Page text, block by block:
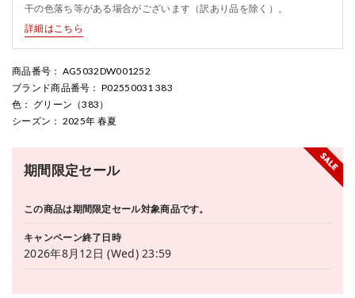
干の色落ち等がある場合がございます（訳あり品を除く）。
詳細はこちら
商品番号 ： AG5032DW001252
ブランド商品番号 ： P02550031 383
色 ： グリーン（383）
シーズン ： 2025年 春夏
期間限定セール
この商品は期間限定セール対象商品です。
キャンペーン終了日時
2026年8月12日 (Wed) 23:59